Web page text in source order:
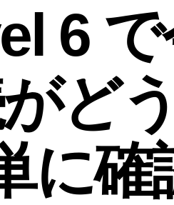
6
ど
に確